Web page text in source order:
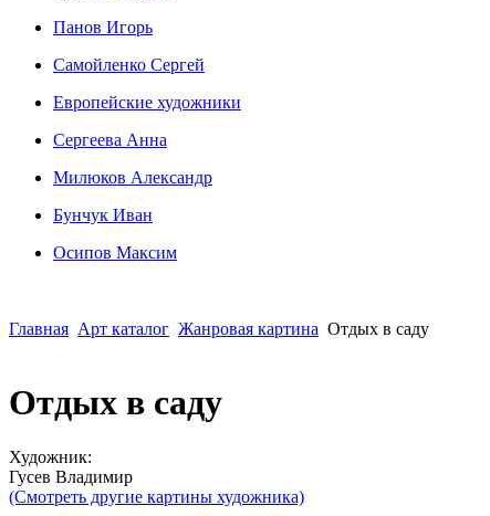
Панов Игорь
Сaмoйленко Сергей
Европейские художники
Сергеева Анна
Милюков Александр
Бунчук Иван
Осипoв Максим
Главная Арт каталог Жанровая картина Отдых в саду
Отдых в саду
Художник:
Гусев Владимир
(Смотреть другие картины художника)